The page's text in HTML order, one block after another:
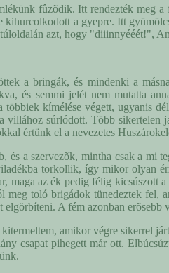
fûzõdik. Itt rendezték meg
kihurcolkodott a gyepre. Itt
azt, hogy "diiinnyééét!",
a bringák, és mindenki a
és semmi jelét nem mutatta
kímélése végett, ugyanis
villához súrlódott. Több sikertelen
értünk el a nevezetes
és a szervezõk, mintha csak a mi
torkollik, így mikor olyan
maga az ék pedig félig
meg toló brigádok tünedeztek fel,
elgörbíteni. A fém azonban erõsebb
amikor végre sikerrel
csapat pihegett már ott.